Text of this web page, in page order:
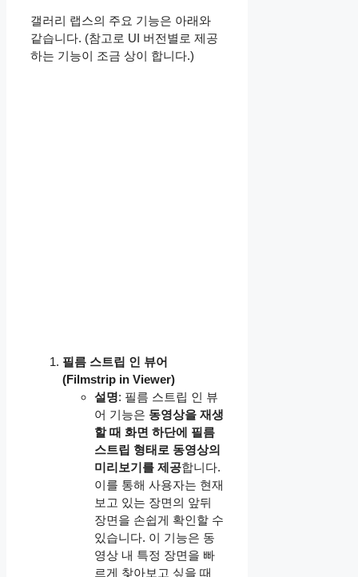
갤러리 랩스의 주요 기능은 아래와
같습니다. (참고로 UI 버전별로 제공
하는 기능이 조금 상이 합니다.)
필름 스트립 인 뷰어
(Filmstrip in Viewer)
설명: 필름 스트립 인 뷰
어 기능은 동영상을 재생
할 때 화면 하단에 필름
스트립 형태로 동영상의
미리보기를 제공합니다.
이를 통해 사용자는 현재
보고 있는 장면의 앞뒤
장면을 손쉽게 확인할 수
있습니다. 이 기능은 동
영상 내 특정 장면을 빠
르게 찾아보고 싶을 때